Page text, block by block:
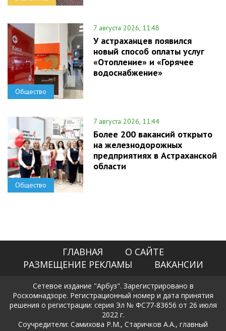
Общество
7 августа 2026, 11:48
У астраханцев появился
новый способ оплаты услуг
«Отопление» и «Горячее
водоснабжение»
Общество
7 августа 2026, 11:44
Более 200 вакансий открыто
на железнодорожных
предприятиях в Астраханской
области
ГЛАВНАЯ
О САЙТЕ
РАЗМЕЩЕНИЕ РЕКЛАМЫ
ВАКАНСИИ
Сетевое издание "Арбуз". Зарегистрировано в
Роскомнадзоре. Регистрационный номер и дата принятия
решения о регистрации: серия Эл № ФС77-83656 от 26 июля
2022 г.
Соучредители: Самихова Р.М., Старичков А.А., главный